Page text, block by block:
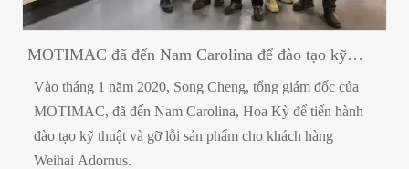
MOTIMAC đã đến Nam Carolina để đào tạo kỹ
thuật
Vào tháng 1 năm 2020, Song Cheng, tổng giám đốc của
MOTIMAC, đã đến Nam Carolina, Hoa Kỳ để tiến hành
đào tạo kỹ thuật và gỡ lỗi sản phẩm cho khách hàng
Weihai Adornus.